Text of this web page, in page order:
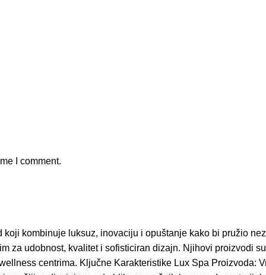
I comment.
kombinuje luksuz, inovaciju i opuštanje kako bi pružio
za udobnost, kvalitet i sofisticiran dizajn. Njihovi proizvodi
centrima. Ključne Karakteristike Lux Spa Proizvoda: